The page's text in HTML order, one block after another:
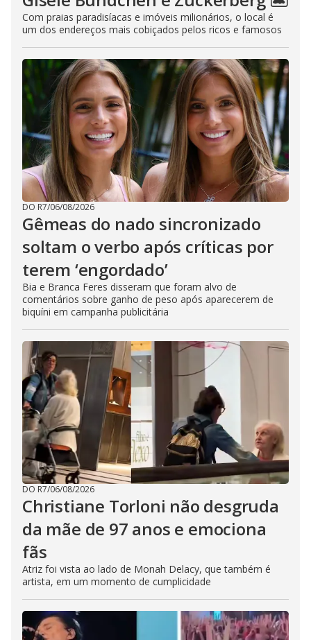
Com praias paradisíacas e imóveis milionários, o local é
um dos endereços mais cobiçados pelos ricos e famosos
DO R7/06/08/2026
Gêmeas do nado sincronizado
soltam o verbo após críticas por
terem ‘engordado’
Bia e Branca Feres disseram que foram alvo de
comentários sobre ganho de peso após aparecerem de
biquíni em campanha publicitária
DO R7/06/08/2026
Christiane Torloni não desgruda
da mãe de 97 anos e emociona
fãs
Atriz foi vista ao lado de Monah Delacy, que também é
artista, em um momento de cumplicidade